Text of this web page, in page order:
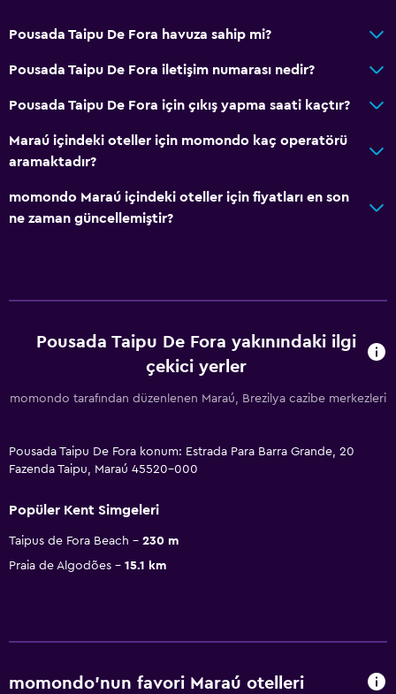
Pousada Taipu De Fora havuza sahip mi?
Pousada Taipu De Fora iletişim numarası nedir?
Pousada Taipu De Fora için çıkış yapma saati kaçtır?
Maraú içindeki oteller için momondo kaç operatörü
aramaktadır?
momondo Maraú içindeki oteller için fiyatları en son
ne zaman güncellemiştir?
Pousada Taipu De Fora yakınındaki ilgi
çekici yerler
momondo tarafından düzenlenen Maraú, Brezilya cazibe merkezleri
Pousada Taipu De Fora konum: Estrada Para Barra Grande, 20
Fazenda Taipu, Maraú 45520-000
Popüler Kent Simgeleri
Taipus de Fora Beach
230 m
Praia de Algodões
15.1 km
momondo'nun favori Maraú otelleri